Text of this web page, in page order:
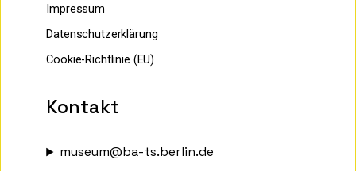
Impressum
Datenschutzerklärung
Cookie-Richtlinie (EU)
Kontakt
museum@ba-ts.berlin.de